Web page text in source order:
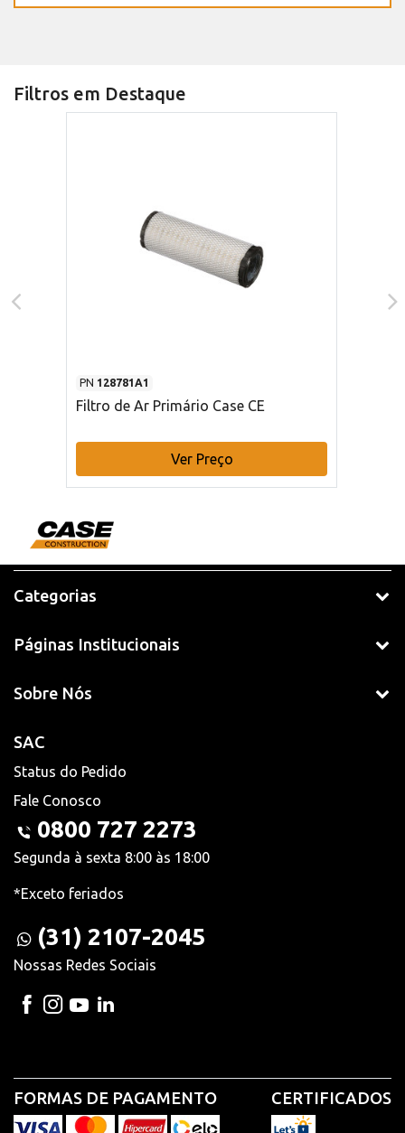
Filtros em Destaque
PN 128781A1
Filtro de Ar Primário Case CE
Ver Preço
Categorias
Páginas Institucionais
Sobre Nós
SAC
Status do Pedido
Fale Conosco
0800 727 2273
Segunda à sexta 8:00 às 18:00
*Exceto feriados
(31) 2107-2045
Nossas Redes Sociais
FORMAS DE PAGAMENTO CERTIFICADOS